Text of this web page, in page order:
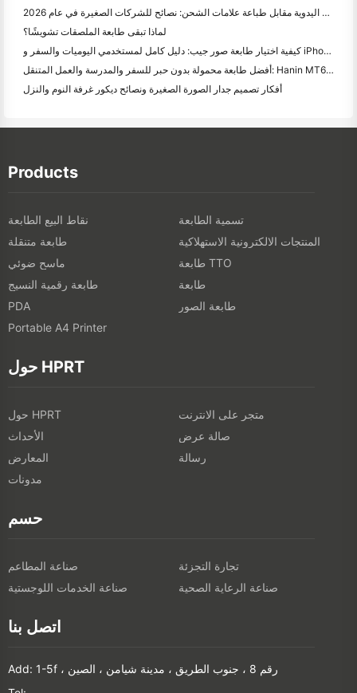
الكتابة اليدوية مقابل طباعة علامات الشحن: نصائح للشركات الصغيرة في عام 2026
لماذا تبقى طابعة الملصقات تشويشًا؟
كيفية اختيار طابعة صور جيب: دليل كامل لمستخدمي اليوميات والسفر و iPhone
أفضل طابعة محمولة بدون حبر للسفر والمدرسة والعمل المتنقل: Hanin MT620 Pro Review
أفكار تصميم جدار الصورة الصغيرة ونصائح ديكور غرفة النوم والنزل
Products
نقاط البيع الطابعة
تسمية الطابعة
طابعة متنقلة
المنتجات الالكترونية الاستهلاكية
ماسح ضوئي
طابعة TTO
طابعة رقمية النسيج
طابعة
PDA
طابعة الصور
Portable A4 Printer
حول HPRT
حول HPRT
متجر على الانترنت
الأحداث
صالة عرض
المعارض
رسالة
مدونات
حسم
صناعة المطاعم
تجارة التجزئة
صناعة الخدمات اللوجستية
صناعة الرعاية الصحية
اتصل بنا
Add: 1-5f ، رقم 8 ، جنوب الطريق ، مدينة شيامن ، الصين